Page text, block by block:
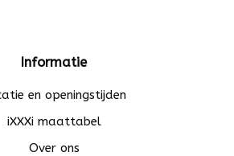
Informatie
en openingstijden
iXXXi maattabel
Over ons